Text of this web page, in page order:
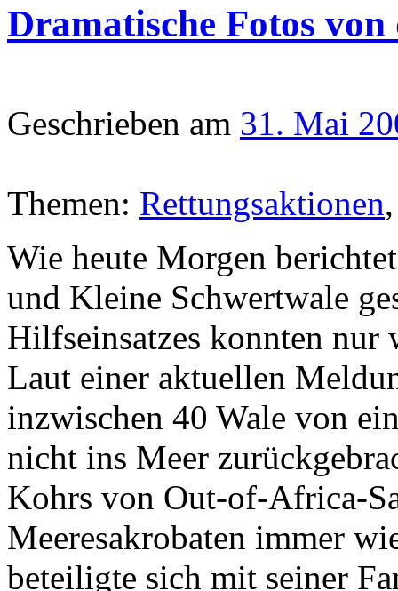
Dramatische Fotos
Geschrieben am 31. Mai
Themen: Rettungsaktionen
Wie heute Morgen
und Kleine Schwertwale
Hilfseinsatzes konnten nur
Laut einer aktuellen
inzwischen 40 Wale von
nicht ins Meer
Kohrs von Out-of-Africa-
Meeresakrobaten immer
beteiligte sich mit seiner